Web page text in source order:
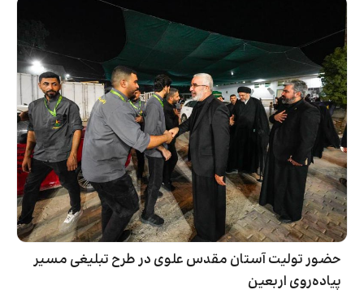
حضور تولیت آستان مقدس علوی در طرح تبلیغی مسیر
پیاده‌روی اربعین